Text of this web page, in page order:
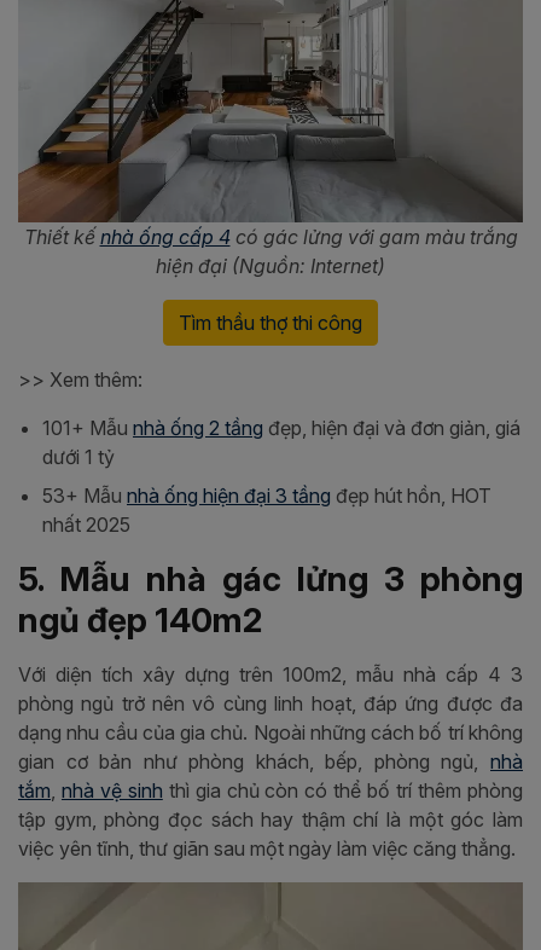
Thiết kế nhà ống cấp 4có gác lửng với gam màu trắng
hiện đại (Nguồn: Internet)
Tìm thầu thợ thi công
>> Xem thêm:
101+ Mẫu nhà ống 2 tầng đẹp, hiện đại và đơn giản, giá
dưới 1 tỷ
53+ Mẫu nhà ống hiện đại 3 tầng đẹp hút hồn, HOT
nhất 2025
5. Mẫu nhà gác lửng 3 phòng
ngủ đẹp 140m2
Với diện tích xây dựng trên 100m2, mẫu nhà cấp 4 3
phòng ngủ trở nên vô cùng linh hoạt, đáp ứng được đa
dạng nhu cầu của gia chủ. Ngoài những cách bố trí không
gian cơ bản như phòng khách, bếp, phòng ngủ, nhà
tắm nhà vệ sinh thì gia chủ còn có thể bố trí thêm phòng
tập gym, phòng đọc sách hay thậm chí là một góc làm
việc yên tĩnh, thư giãn sau một ngày làm việc căng thẳng.